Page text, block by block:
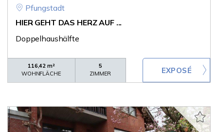
Pfungstadt
HIER GEHT DAS HERZ AUF ...
Doppelhaushälfte
116,42 m²
WOHNFLÄCHE
5
ZIMMER